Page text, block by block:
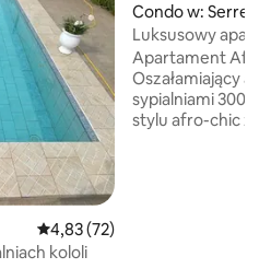
Średnia ocena: 4,83 na 5,
4,83 (72)
kololi
Condo w:
Luksusowy
Senegambia
Apartament Afro-
Oszałamiający
sypialniami 300
stylu afro-chic z